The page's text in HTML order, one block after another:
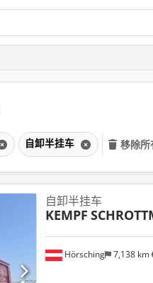
自卸半挂车 移除
Hörsching 7,138 km
自卸半挂车
KEMPF